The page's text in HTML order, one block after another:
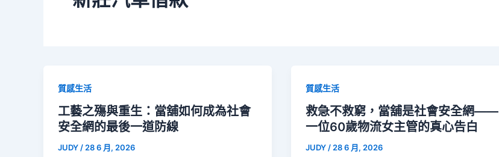
質感生活
工藝之殤與重生：當舖如何成為社會
安全網的最後一道防線
JUDY / 28 6 月, 2026
質感生活
救急不救窮，當舖是社會安全網——
一位60歲物流女主管的真心告白
JUDY / 28 6 月, 2026